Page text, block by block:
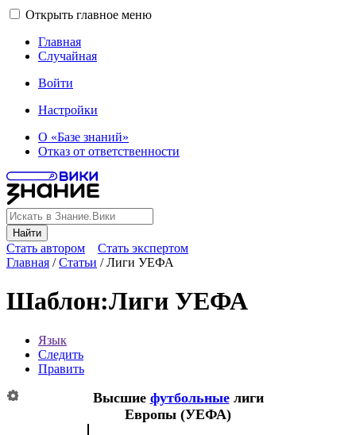
Открыть главное меню
Главная
Случайная
Войти
Настройки
О «Базе знаний»
Отказ от ответственности
Найти
Стать автором
Стать экспертом
Главная /Статьи /Лиги УЕФА
Шаблон:Лиги УЕФА
Язык
Следить
Править
Высшие футбольныелиги
Европы (УЕФА)